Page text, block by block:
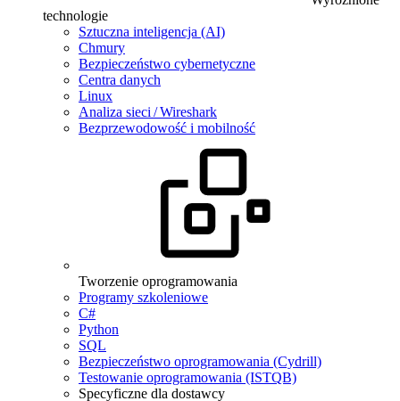
technologie
Sztuczna inteligencja (AI)
Chmury
Bezpieczeństwo cybernetyczne
Centra danych
Linux
Analiza sieci / Wireshark
Bezprzewodowość i mobilność
Tworzenie oprogramowania
Programy szkoleniowe
C#
Python
SQL
Bezpieczeństwo oprogramowania (Cydrill)
Testowanie oprogramowania (ISTQB)
Specyficzne dla dostawcy